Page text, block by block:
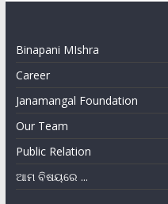
Binapani MIshra
Career
Janamangal Foundation
Our Team
Public Relation
ଆମ ବିଷୟରେ ...